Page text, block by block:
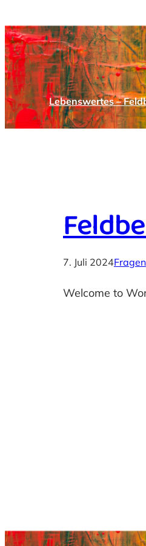
Lebenswertes –
7. Juli 2024Fragen
Welcome to